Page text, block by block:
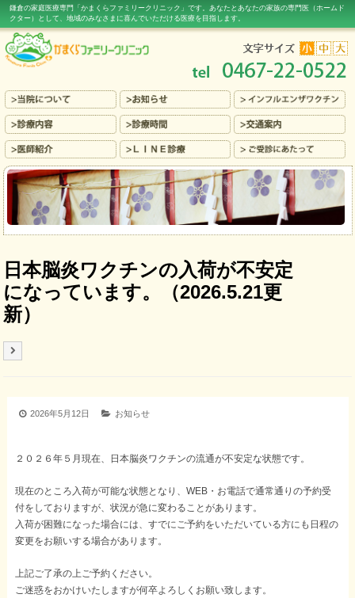
鎌倉の家庭医療専門「かまくらファミリークリニック」です。あなたとあなたの家族の専門医（ホームド
クター） として、地域のみなさまに喜んでいただける医療を目指します。
日本脳炎ワクチンの入荷が不安定
になっています。（2026.5.21更
新）
2026年5月12日 お知らせ
２０２６年５月現在、日本脳炎ワクチンの流通が不安定な状態です。
現在のところ入荷が可能な状態となり、WEB・お電話で通常通りの予約受
付をしておりますが、状況が急に変わることがあります。
入荷が困難になった場合には、すでにご予約をいただいている方にも日程の
変更をお願いする場合があります。
上記ご了承の上ご予約ください。
ご迷惑をおかけいたしますが何卒よろしくお願い致します。